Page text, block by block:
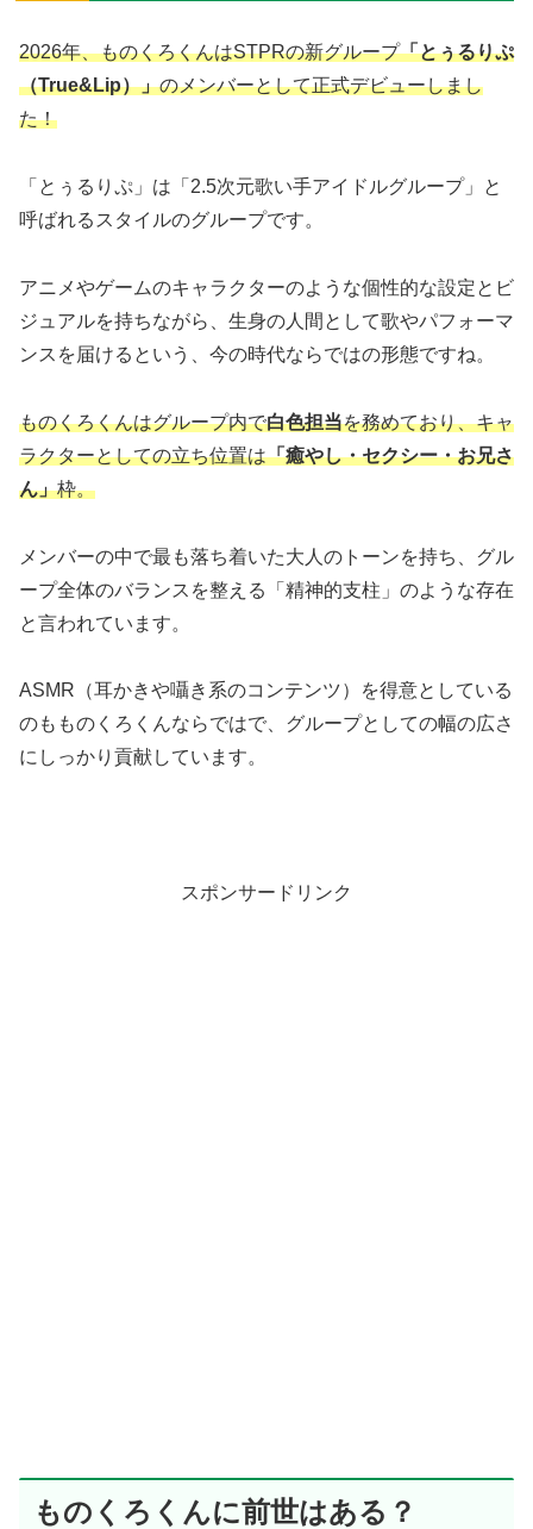
2026年、ものくろくんはSTPRの新グループ「とぅるりぷ
（True&Lip）」のメンバーとして正式デビューしまし
た！
「とぅるりぷ」は「2.5次元歌い手アイドルグループ」と
呼ばれるスタイルのグループです。
アニメやゲームのキャラクターのような個性的な設定とビ
ジュアルを持ちながら、生身の人間として歌やパフォーマ
ンスを届けるという、今の時代ならではの形態ですね。
ものくろくんはグループ内で白色担当を務めており、キャ
ラクターとしての立ち位置は「癒やし・セクシー・お兄さ
ん」枠。
メンバーの中で最も落ち着いた大人のトーンを持ち、グル
ープ全体のバランスを整える「精神的支柱」のような存在
と言われています。
ASMR（耳かきや囁き系のコンテンツ）を得意としている
のもものくろくんならではで、グループとしての幅の広さ
にしっかり貢献しています。
スポンサードリンク
ものくろくんに前世はある？